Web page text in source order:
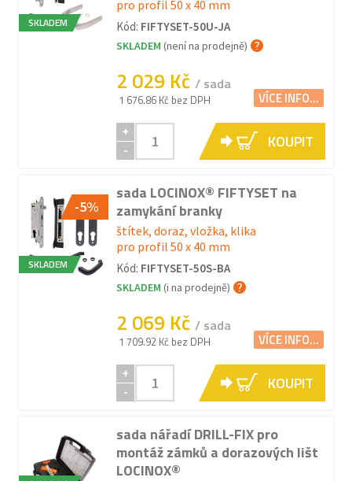
SKLADEM
pro profil 50 x 40 mm
Kód: FIFTYSET-50U-JA
SKLADEM (není na prodejně)
2 029 Kč / sada
1 676.86 Kč bez DPH VÍCE INFO...
+
-
KOUPIT
-5%
SKLADEM
sada LOCINOX® FIFTYSET na
zamykání branky
štítek, doraz, vložka, klika
pro profil 50 x 40 mm
Kód: FIFTYSET-50S-BA
SKLADEM (i na prodejně)
2 069 Kč / sada
1 709.92 Kč bez DPH VÍCE INFO...
+
-
KOUPIT
sada nářadí DRILL-FIX pro
montáž zámků a dorazových lišt
LOCINOX®